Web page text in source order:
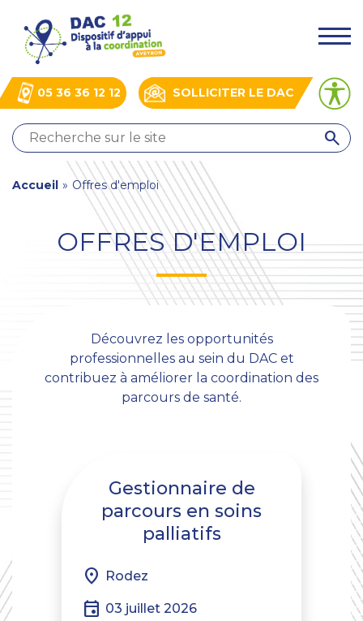
contenu
principal
SOLLICITER LE DAC
05 36 36 12 12
.
QUI
SOMMES-
?
ACTUALITÉS
You
here
Accueil » Offres d'emploi
OFFRES D'EMPLOI
Découvrez les opportunités
professionnelles au sein du DAC et
contribuez à améliorer la coordination des
parcours de santé.
Gestionnaire de
parcours en soins
palliatifs
location_on Rodez
event 03 juillet 2026